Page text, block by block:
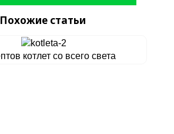
Похожие статьи
котлет со всего света